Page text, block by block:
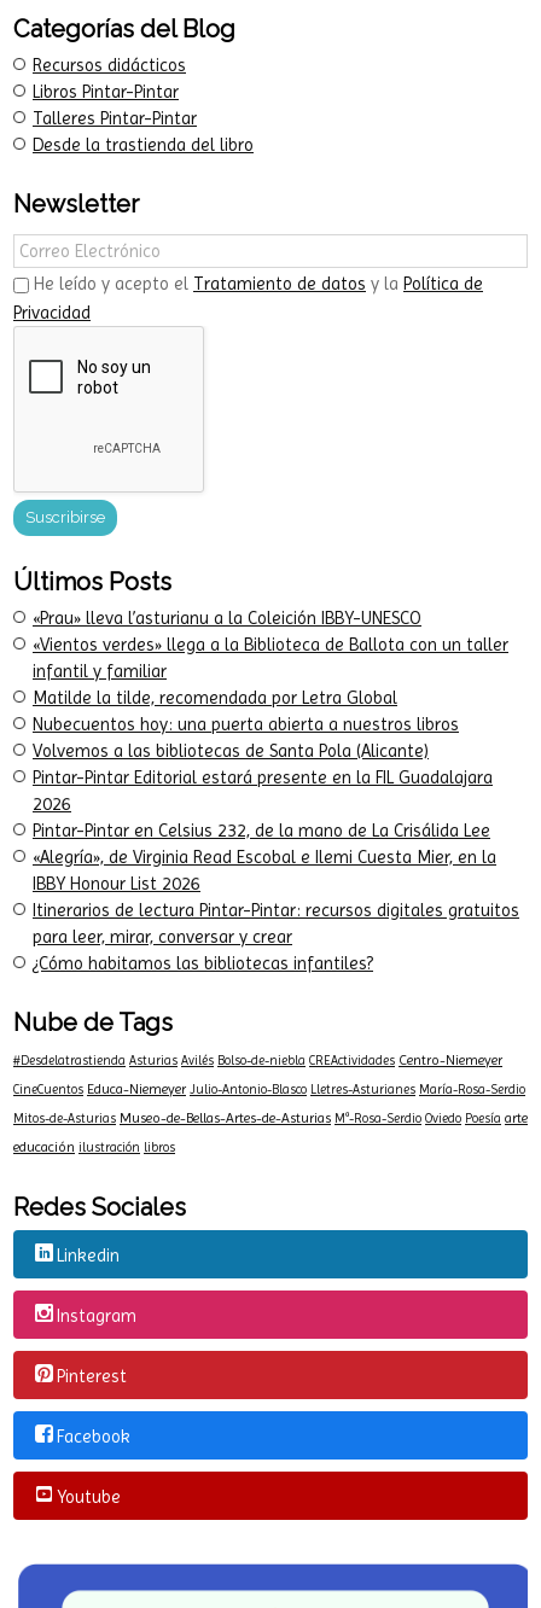
Categorías del Blog
Recursos didácticos
Libros Pintar-Pintar
Talleres Pintar-Pintar
Desde la trastienda del libro
Newsletter
He leído y acepto el Tratamiento de datos y la Política de
Privacidad
Últimos Posts
«Prau» lleva l’asturianu a la Coleición IBBY-UNESCO
«Vientos verdes» llega a la Biblioteca de Ballota con un taller
infantil y familiar
Matilde la tilde, recomendada por Letra Global
Nubecuentos hoy: una puerta abierta a nuestros libros
Volvemos a las bibliotecas de Santa Pola (Alicante)
Pintar-Pintar Editorial estará presente en la FIL Guadalajara
2026
Pintar-Pintar en Celsius 232, de la mano de La Crisálida Lee
«Alegría», de Virginia Read Escobal e Ilemi Cuesta Mier, en la
IBBY Honour List 2026
Itinerarios de lectura Pintar-Pintar: recursos digitales gratuitos
para leer, mirar, conversar y crear
¿Cómo habitamos las bibliotecas infantiles?
Nube de Tags
#Desdelatrastienda Asturias Avilés Bolso-de-niebla CREActividades Centro-Niemeyer
CineCuentos Educa-Niemeyer Julio-Antonio-Blasco Lletres-Asturianes María-Rosa-Serdio
Mitos-de-Asturias Museo-de-Bellas-Artes-de-Asturias Mª-Rosa-Serdio Oviedo Poesía arte
educación ilustración libros
Redes Sociales
Linkedin
Instagram
Pinterest
Facebook
Youtube